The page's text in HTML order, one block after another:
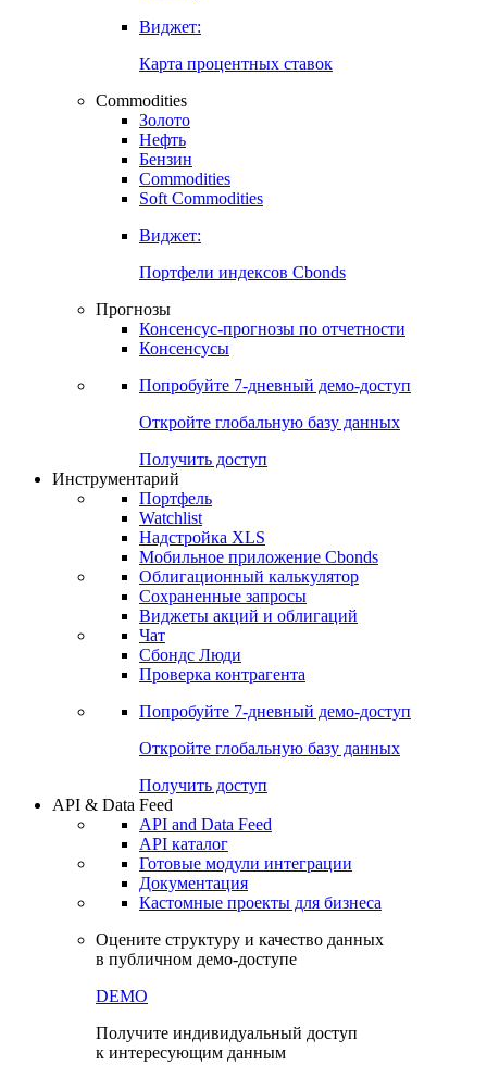
Виджет:
Карта процентных ставок
Commodities
Золото
Нефть
Бензин
Commodities
Soft Commodities
Виджет:
Портфели индексов Cbonds
Прогнозы
Консенсус-прогнозы по отчетности
Консенсусы
Попробуйте 7-дневный демо-доступ
Откройте глобальную базу данных
Получить доступ
Инструментарий
Портфель
Watchlist
Надстройка XLS
Мобильное приложение Cbonds
Облигационный калькулятор
Сохраненные запросы
Виджеты акций и облигаций
Чат
Сбондс Люди
Проверка контрагента
Попробуйте 7-дневный демо-доступ
Откройте глобальную базу данных
Получить доступ
API & Data Feed
API and Data Feed
API каталог
Готовые модули интеграции
Документация
Кастомные проекты для бизнеса
Оцените структуру и качество данных
в публичном демо-доступе
DEMO
Получите индивидуальный доступ
к интересующим данным